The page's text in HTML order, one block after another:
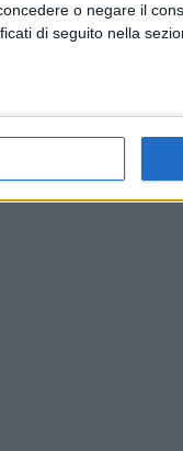
o negare il
di seguito nella